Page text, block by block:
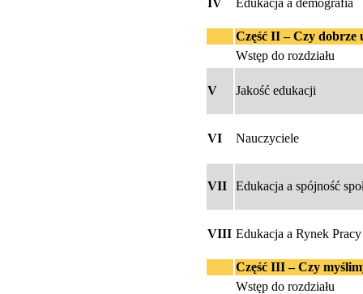
IV Edukacja a demografia
Część II – Czy dobrze
Wstęp do rozdziału
V Jakość edukacji
VI Nauczyciele
VII Edukacja a spójność
VIII Edukacja a Rynek Pracy
Część III – Czy
Wstęp do rozdziału